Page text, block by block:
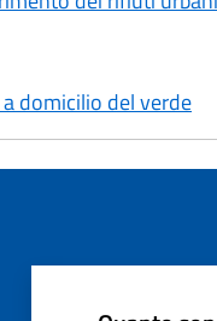
domicilio del verde